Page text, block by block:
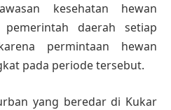
kesehatan hewan
daerah setiap
permintaan hewan
pada periode tersebut.
yang beredar di Kukar